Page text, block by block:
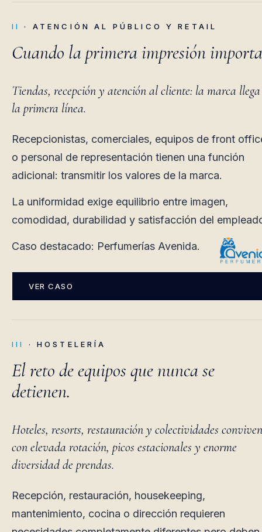
II · ATENCIÓN AL PÚBLICO Y RETAIL
Cuando la primera impresión
Tiendas, recepción y atención al cliente: la marca
la primera línea.
Recepcionistas, comerciales, equipos de front
o personal de representación tienen una función
adicional: transmitir los valores de la marca.
La uniformidad exige equilibrio entre imagen,
comodidad, durabilidad y satisfacción del
Caso destacado: Perfumerías Avenida.
VER CASO
III · HOSTELERÍA
El reto de equipos que nunca se
detienen.
Hoteles, resorts, restauración y colectividades conviven
con elevada rotación, picos estacionales y enorme
diversidad de prendas.
Recepción, restauración, housekeeping,
mantenimiento, cocina o dirección requieren